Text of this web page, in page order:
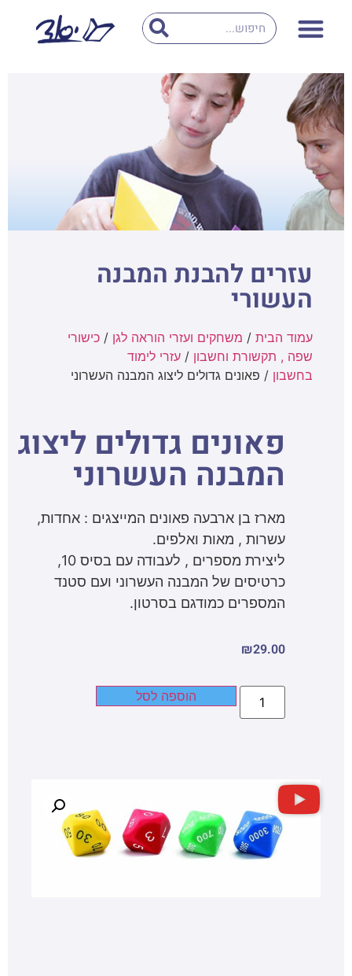
עזרים להבנת המבנה
העשורי
עמוד הבית / משחקים ועזרי הוראה לגן / כישורי
שפה , תקשורת וחשבון / עזרי לימוד
בחשבון / פאונים גדולים ליצוג המבנה העשרוני
פאונים גדולים ליצוג
המבנה העשרוני
מארז בן ארבעה פאונים המייצגים : אחדות,
עשרות , מאות ואלפים.
ליצירת מספרים , לעבודה עם בסיס 10,
כרטיסים של המבנה העשרוני ועם סטנד
המספרים כמודגם בסרטון.
₪29.00
הוספה לסל